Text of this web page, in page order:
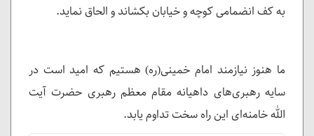
به کف انضمامی کوچه و خیابان بکشاند و الحاق نماید.
ما هنوز نیازمند امام خمینی(ره) هستیم که امید است در
سایه رهبری‌های داهیانه مقام معظم رهبری حضرت آیت
الله خامنه‌ای این راه سخت تداوم یابد.